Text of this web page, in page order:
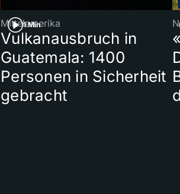
1 Min
Mittelamerika
Vulkanausbruch in
Guatemala: 1400
Personen in Sicherheit
gebracht